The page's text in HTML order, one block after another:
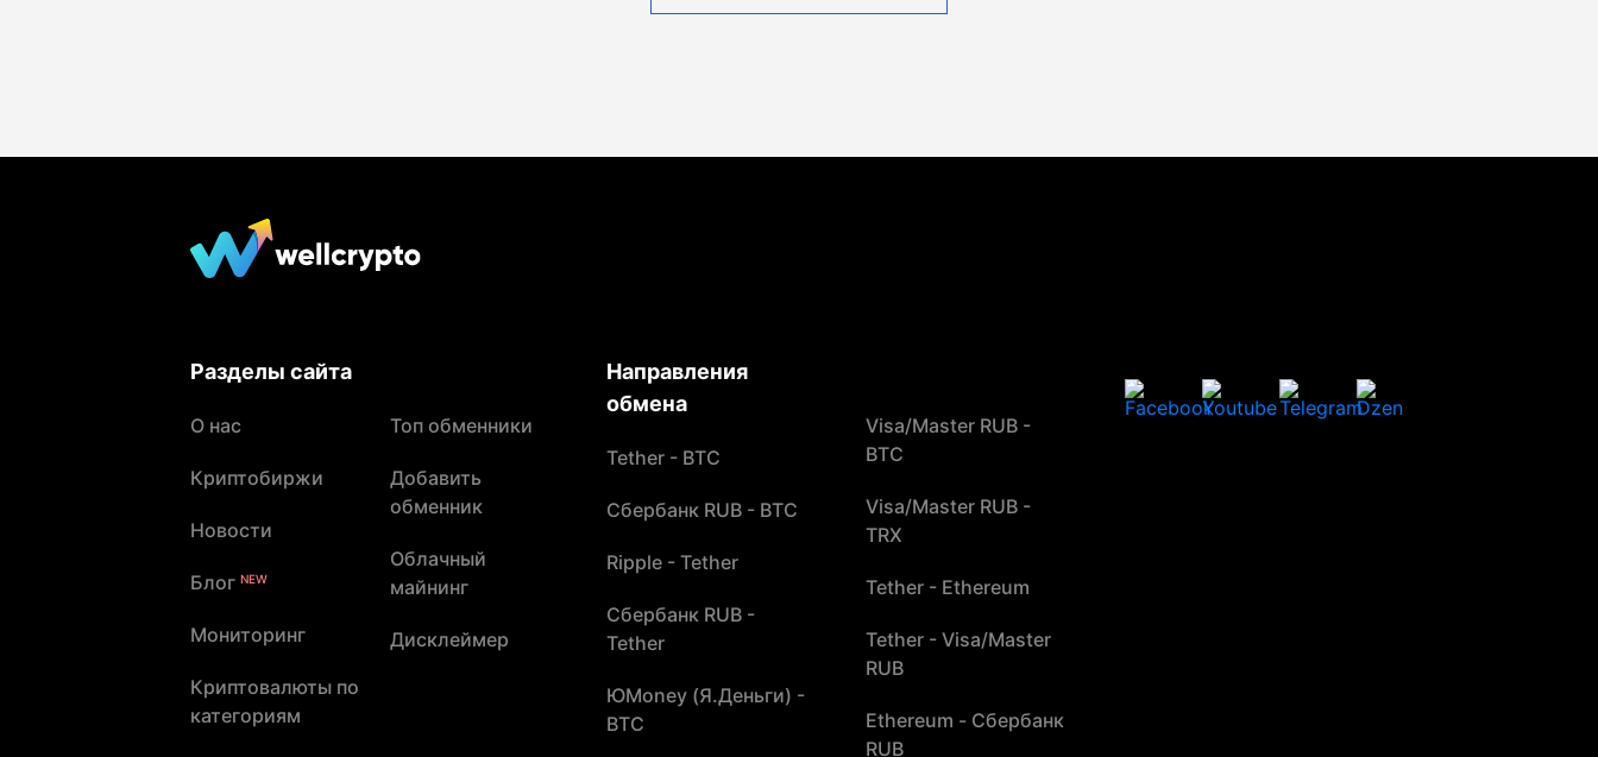
Разделы сайта
О нас
Криптобиржи
Новости
Блог NEW
Мониторинг
Криптовалюты по
категориям
Топ обменники
Добавить
обменник
Облачный
майнинг
Дисклеймер
Направления
обмена
Tether - BTC
Сбербанк RUB - BTC
Ripple - Tether
Сбербанк RUB -
Tether
ЮMoney (Я.Деньги) -
BTC
Visa/Master RUB -
BTC
Visa/Master RUB -
TRX
Tether - Ethereum
Tether - Visa/Master
RUB
Ethereum - Сбербанк
RUB